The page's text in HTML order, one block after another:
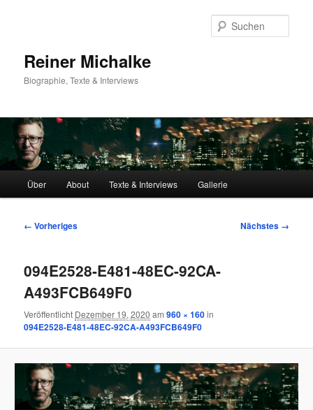
Reiner Michalke
Biographie, Texte & Interviews
Hauptmenü
Über About Texte & Interviews Gallerie
Bilder-
← Vorheriges Nächstes →
094E2528-E481-48EC-92CA-
A493FCB649F0
Veröffentlicht Dezember 19, 2020 am960 × 160in
094E2528-E481-48EC-92CA-A493FCB649F0